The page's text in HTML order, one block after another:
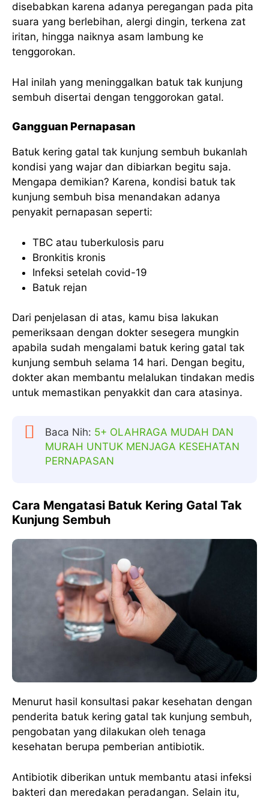
disebabkan karena adanya peregangan pada pita
suara yang berlebihan, alergi dingin, terkena zat
iritan, hingga naiknya asam lambung ke
tenggorokan.
Hal inilah yang meninggalkan batuk tak kunjung
sembuh disertai dengan tenggorokan gatal.
Gangguan Pernapasan
Batuk kering gatal tak kunjung sembuh bukanlah
kondisi yang wajar dan dibiarkan begitu saja.
Mengapa demikian? Karena, kondisi batuk tak
kunjung sembuh bisa menandakan adanya
penyakit pernapasan seperti:
TBC atau tuberkulosis paru
Bronkitis kronis
Infeksi setelah covid-19
Batuk rejan
Dari penjelasan di atas, kamu bisa lakukan
pemeriksaan dengan dokter sesegera mungkin
apabila sudah mengalami batuk kering gatal tak
kunjung sembuh selama 14 hari. Dengan begitu,
dokter akan membantu melalukan tindakan medis
untuk memastikan penyakkit dan cara atasinya.
Baca Nih: 5+ OLAHRAGA MUDAH DAN
MURAH UNTUK MENJAGA KESEHATAN
PERNAPASAN
Cara Mengatasi Batuk Kering Gatal Tak
Kunjung Sembuh
Menurut hasil konsultasi pakar kesehatan dengan
penderita batuk kering gatal tak kunjung sembuh,
pengobatan yang dilakukan oleh tenaga
kesehatan berupa pemberian antibiotik.
Antibiotik diberikan untuk membantu atasi infeksi
bakteri dan meredakan peradangan. Selain itu,